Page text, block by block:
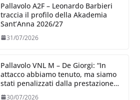
Pallavolo A2F – Leonardo Barbieri
traccia il profilo della Akademia
Sant’Anna 2026/27
31/07/2026
Pallavolo VNL M – De Giorgi: “In
attacco abbiamo tenuto, ma siamo
stati penalizzati dalla prestazione
30/07/2026